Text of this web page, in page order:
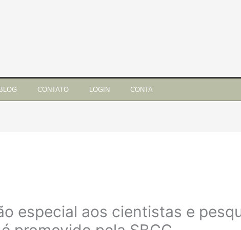
CONTATO LOGIN CONTA
especial aos cientistas e